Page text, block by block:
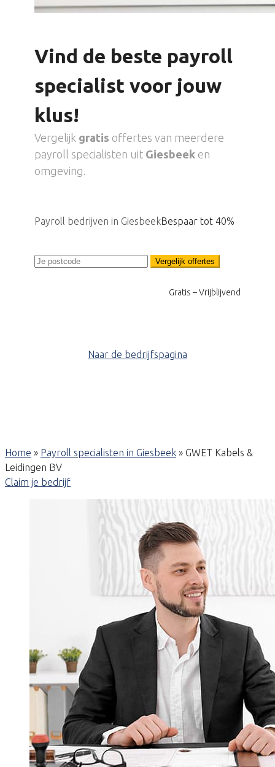
Vind de beste payroll
specialist voor jouw
klus!
Vergelijk gratis offertes van meerdere
payroll specialisten uit Giesbeek en
omgeving.
Payroll bedrijven in GiesbeekBespaar tot 40%
Vergelijk offertes
Gratis – Vrijblijvend
Naar de bedrijfspagina
Home » Payroll specialisten in Giesbeek » GWET Kabels &
Leidingen BV
Claim je bedrijf